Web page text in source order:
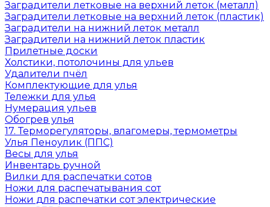
Заградители летковые на верхний леток (металл)
Заградители летковые на верхний леток (пластик)
Заградители на нижний леток металл
Заградители на нижний леток пластик
Прилетные доски
Холстики, потолочины для ульев
Удалители пчёл
Комплектующие для улья
Тележки для улья
Нумерация ульев
Обогрев улья
17. Терморегуляторы, влагомеры, термометры
Улья Пеноулик (ППС)
Весы для улья
Инвентарь ручной
Вилки для распечатки сотов
Ножи для распечатывания сот
Ножи для распечатки сот электрические